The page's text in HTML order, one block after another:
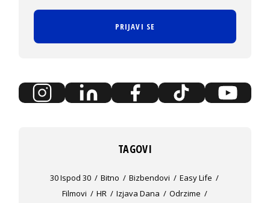
PRIJAVI SE
TAGOVI
30 Ispod 30 Bitno Bizbendovi
Easy Life
Filmovi
HR Izjava Dana
Odrzime